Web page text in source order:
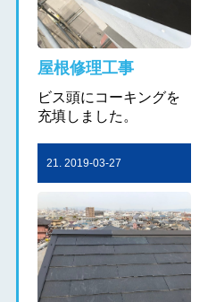
屋根修理工事
ビス頭にコーキングを
充填しました。
21. 2019-03-27